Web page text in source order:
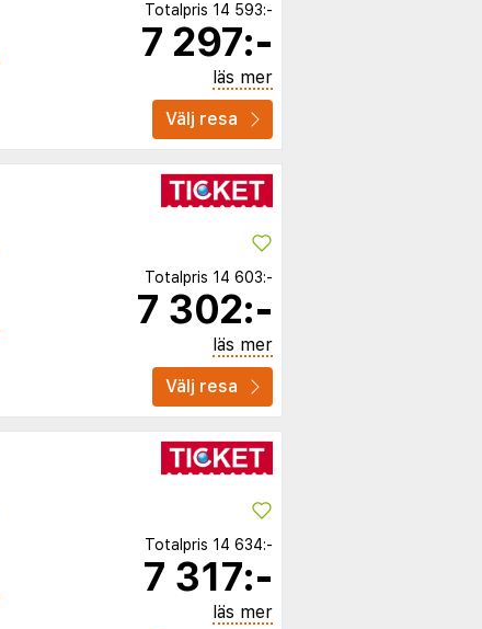
Totalpris 14 593:-
7 297:-
läs mer
Välj resa
Totalpris 14 603:-
7 302:-
läs mer
Välj resa
Totalpris 14 634:-
7 317:-
läs mer